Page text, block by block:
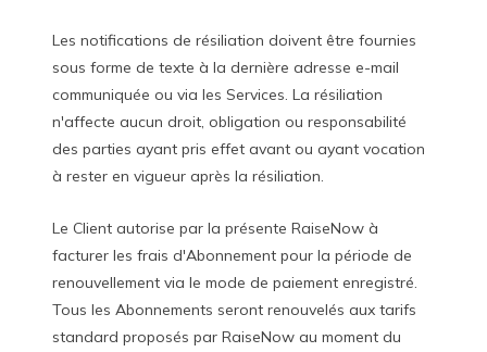
Les notifications de résiliation doivent être fournies
sous forme de texte à la dernière adresse e-mail
communiquée ou via les Services. La résiliation
n'affecte aucun droit, obligation ou responsabilité
des parties ayant pris effet avant ou ayant vocation
à rester en vigueur après la résiliation.
Le Client autorise par la présente RaiseNow à
facturer les frais d'Abonnement pour la période de
renouvellement via le mode de paiement enregistré.
Tous les Abonnements seront renouvelés aux tarifs
standard proposés par RaiseNow au moment du